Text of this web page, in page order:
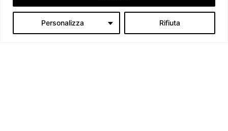
Personalizza Rifiuta